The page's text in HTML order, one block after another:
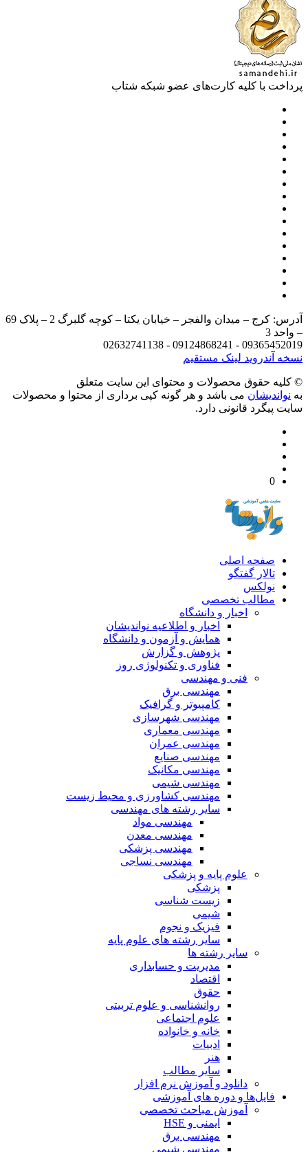
با کلیه کارت‌های عضو شبکه شتاب
آدرس: کرج – میدان والفجر – خیابان یکتا – کوچه گلبرگ 2 – پلاک 69
3
09365452019 - 09124868241 -
آندرویدلینک مستقیم
حقوق محصولات و محتوای اين سایت متعلق
می باشد و هر گونه کپی برداری از محتوا و محصولات
پیگرد قانونی دارد.
صفحه اصلی
تالار گفتگو
نولکس
مطالب تخصصی
اخبار و دانشگاه
اخبار و اطلاعیه نواندیشان
همایش و آزمون و دانشگاه
پژوهش و گزارش
فناوری و تکنولوژی روز
فنی و مهندسی
مهندسی برق
کامپیوتر و گرافیک
مهندسی شهرسازی
مهندسی معماری
مهندسی عمران
مهندسی صنایع
مهندسی مکانیک
مهندسی شیمی
مهندسی کشاورزی و محیط زیست
سایر رشته های مهندسی
مهندسی مواد
مهندسی معدن
مهندسی پزشکی
مهندسی نساجی
علوم پایه و پزشکی
پزشکی
زیست شناسی
شیمی
فیزیک و نجوم
سایر رشته های علوم پایه
سایر رشته ها
مدیریت و حسابداری
اقتصاد
حقوق
روانشناسی و علوم تربیتی
علوم اجتماعی
خانه و خانواده
ادبیات
هنر
سایر مطالب
دانلود و آموزش نرم افزار
فایل‌ها و دوره های آموزشی
آموزش مباحث تخصصی
ایمنی و HSE
مهندسی برق
مهندسی شیمی